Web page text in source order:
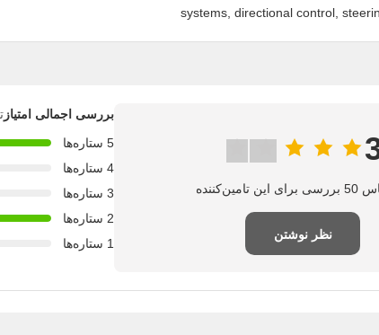
systems, directional control,
نظر نوشتن
بررسی اجمالی امتیاز
5 ستاره‌ها
4 ستاره‌ها
3 ستاره‌ها
2 ستاره‌ها
1 ستاره‌ها